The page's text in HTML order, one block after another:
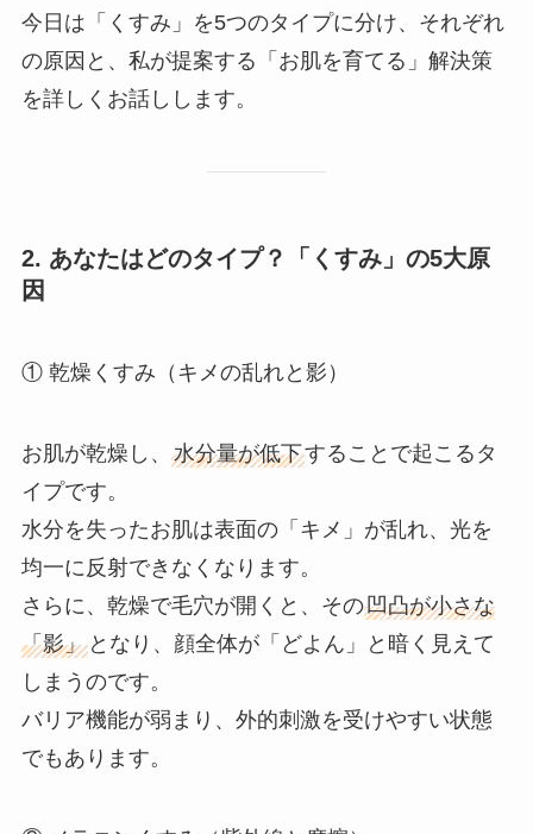
今日は「くすみ」を5つのタイプに分け、それぞれ
の原因と、私が提案する「お肌を育てる」解決策
を詳しくお話しします。
2. あなたはどのタイプ？「くすみ」の5大原
因
① 乾燥くすみ（キメの乱れと影）
お肌が乾燥し、 水分量が低下することで起こるタ
イプです。
水分を失ったお肌は表面の「キメ」が乱れ、光を
均一に反射できなくなります。
さらに、乾燥で毛穴が開くと、その凹凸が小さな
「影」となり、顔全体が「どよん」と暗く見えて
しまうのです。
バリア機能が弱まり、外的刺激を受けやすい状態
でもあります。